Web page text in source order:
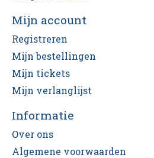
Mijn account
Registreren
Mijn bestellingen
Mijn tickets
Mijn verlanglijst
Informatie
Over ons
Algemene voorwaarden